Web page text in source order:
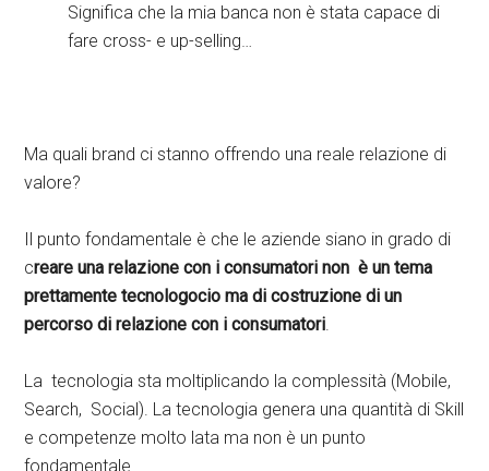
Significa che la mia banca non è stata capace di
fare cross- e up-selling…
Ma quali brand ci stanno offrendo una reale relazione di
valore?
Il punto fondamentale è che le aziende siano in grado di
creare una relazione con i consumatori non è un tema
prettamente tecnologocio ma di costruzione di un
percorso di relazione con i consumatori.
La tecnologia sta moltiplicando la complessità (Mobile,
Search, Social). La tecnologia genera una quantità di Skill
e competenze molto lata ma non è un punto
fondamentale.